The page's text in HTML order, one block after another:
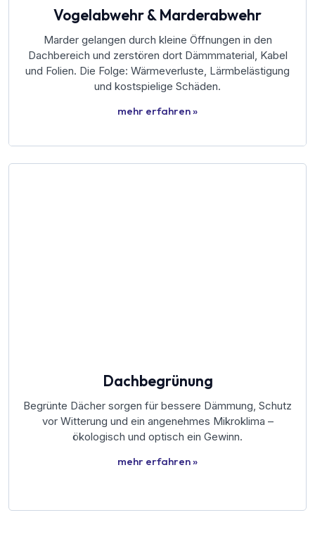
Vogelabwehr & Marderabwehr
Marder gelangen durch kleine Öffnungen in den
Dachbereich und zerstören dort Dämmmaterial, Kabel
und Folien. Die Folge: Wärmeverluste, Lärmbelästigung
und kostspielige Schäden.
mehr erfahren »
Dachbegrünung
Begrünte Dächer sorgen für bessere Dämmung, Schutz
vor Witterung und ein angenehmes Mikroklima –
ökologisch und optisch ein Gewinn.
mehr erfahren »